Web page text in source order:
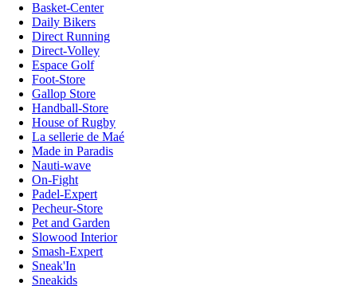
Basket-Center
Daily Bikers
Direct Running
Direct-Volley
Espace Golf
Foot-Store
Gallop Store
Handball-Store
House of Rugby
La sellerie de Maé
Made in Paradis
Nauti-wave
On-Fight
Padel-Expert
Pecheur-Store
Pet and Garden
Slowood Interior
Smash-Expert
Sneak'In
Sneakids